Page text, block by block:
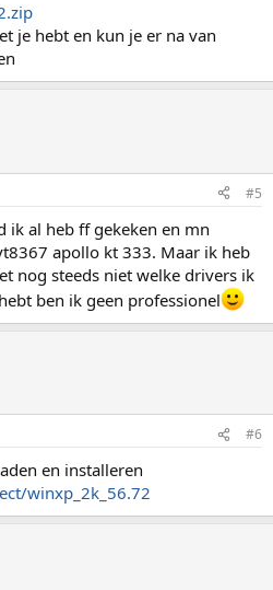
je hebt en kun je er na van
#5
ik al heb ff gekeken en mn
apollo kt 333. Maar ik heb
nog steeds niet welke drivers ik
ben ik geen professionel
#6
en installeren
winxp_2k_56.72